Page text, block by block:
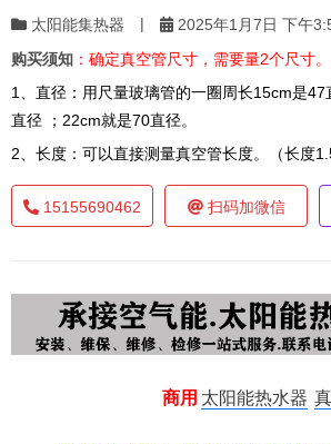
太阳能集热器 |
2025年1月7日 下午
购买须知 ：确定真空管尺寸，需要量2个尺寸。
1、直径：用尺量玻璃管的一圈周长15cm是
直径 ；22cm就是70直径。
2、长度：可以直接测量真空管长度。（长度
15155690462 扫码加微信
商用 太阳能热水器